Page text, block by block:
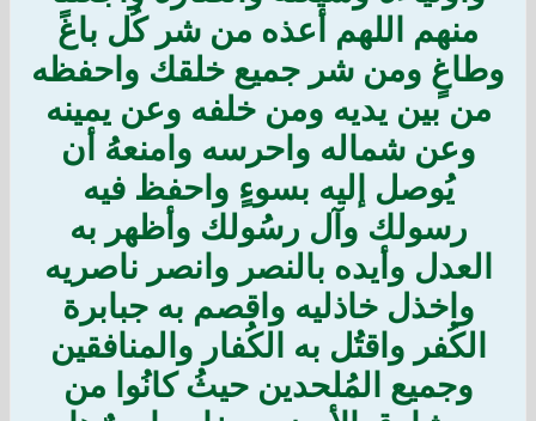
منهم اللهم أعذه من شر كُل باغً
وطاغٍ ومن شر جميع خلقك واحفظه
من بين يديه ومن خلفه وعن يمينه
وعن شماله واحرسه وامنعهُ أن
يُوصل إليه بسوءٍ واحفظ فيه
رسولك وآل رسُولك وأظهر به
العدل وأيده بالنصر وانصر ناصريه
واخذل خاذليه واقصم به جبابرة
الكُفر واقتُل به الكُفار والمنافقين
وجميع المُلحدين حيثُ كانُوا من